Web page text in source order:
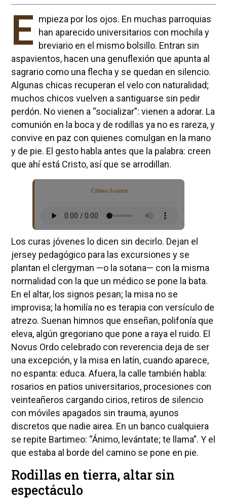
E mpieza por los ojos. En muchas parroquias
han aparecido universitarios con mochila y
breviario en el mismo bolsillo. Entran sin
aspavientos, hacen una genuflexión que apunta al
sagrario como una flecha y se quedan en silencio.
Algunas chicas recuperan el velo con naturalidad;
muchos chicos vuelven a santiguarse sin pedir
perdón. No vienen a “socializar”: vienen a adorar. La
comunión en la boca y de rodillas ya no es rareza, y
convive en paz con quienes comulgan en la mano
y de pie. El gesto habla antes que la palabra: creen
que ahí está Cristo, así que se arrodillan.
Último boletín
Los curas jóvenes lo dicen sin decirlo. Dejan el
jersey pedagógico para las excursiones y se
plantan el clergyman —o la sotana— con la misma
normalidad con la que un médico se pone la bata.
En el altar, los signos pesan; la misa no se
improvisa; la homilía no es terapia con versículo de
atrezo. Suenan himnos que enseñan, polifonía que
eleva, algún gregoriano que pone a raya el ruido. El
Novus Ordo celebrado con reverencia deja de ser
una excepción, y la misa en latín, cuando aparece,
no espanta: educa. Afuera, la calle también habla:
rosarios en patios universitarios, procesiones con
veinteañeros cargando cirios, retiros de silencio
con móviles apagados sin trauma, ayunos
discretos que nadie airea. En un banco cualquiera
se repite Bartimeo: “Ánimo, levántate; te llama”. Y el
que estaba al borde del camino se pone en pie.
Rodillas en tierra, altar sin
espectáculo